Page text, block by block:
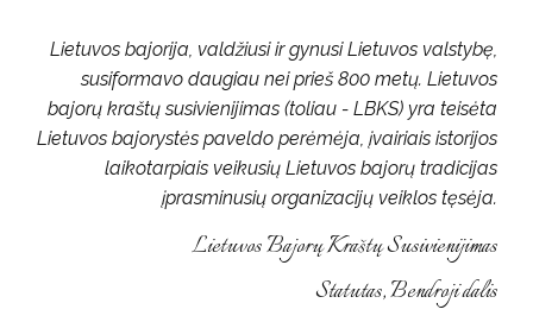
Lietuvos bajorija, valdžiusi ir gynusi Lietuvos valstybę,
susiformavo daugiau nei prieš 800 metų. Lietuvos
bajorų kraštų susivienijimas (toliau - LBKS) yra teisėta
Lietuvos bajorystės paveldo perėmėja, įvairiais istorijos
laikotarpiais veikusių Lietuvos bajorų tradicijas
įprasminusių organizacijų veiklos tęsėja.
Lietuvos Bajorų Kraštų Susivienijimas
Statutas, Bendroji dalis